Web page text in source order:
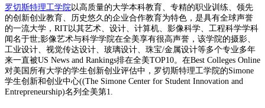
罗切斯特理工学院 以高质量的大学本科教育、专精的职业训练、领先
的创新创业教育、历史悠久的企业合作教育为特色，是具有全球声誉
的一流大学，RIT以其艺术、设计、计算机、影像科学、工程科学学科
闻名于世;影像艺术与科学学院在全美享有很高声誉，该学院的摄影、
工业设计、视觉传达设计、玻璃设计、珠宝/金属设计等多个专业多年
来一直被US News and Rankings排在全美TOP10。在Best Colleges Online
对美国所有大学的学生创新创业评估中，罗切斯特理工学院的Simone
学生创新和创业中心((The Simone Center for Student Innovation and
Entrepreneurship)名列全美第1.